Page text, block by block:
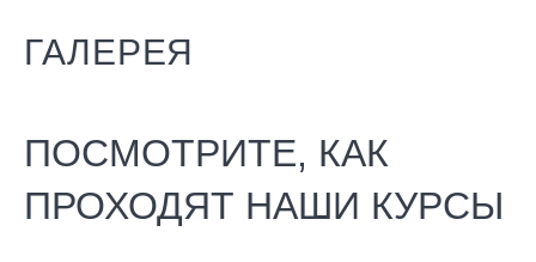
ГАЛЕРЕЯ
ПОСМОТРИТЕ, КАК
ПРОХОДЯТ НАШИ КУРСЫ